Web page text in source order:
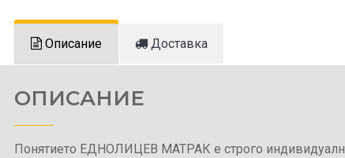
Описание Доставка
ОПИСАНИЕ
Понятието ЕДНОЛИЦЕВ МАТРАК е строго